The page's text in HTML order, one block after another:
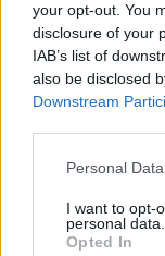
your opt-out. You
disclosure of your
IAB’s list of
also be disclosed
Downstream
Personal
I want to opt-
personal data.
Opted In